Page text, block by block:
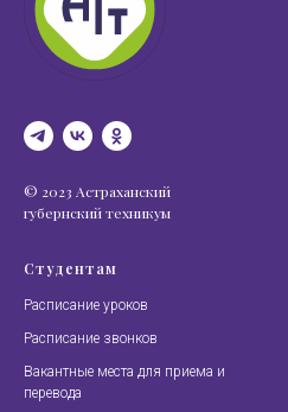
© 2023 Астраханский
губернский техникум
Студентам
Расписание уроков
Расписание звонков
Вакантные места для приема и
перевода